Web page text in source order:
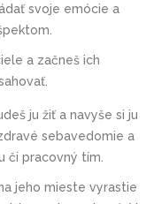
svoje emócie a
a začneš ich
ju žiť a navyše si ju
sebavedomie a
či pracovný tím.
jeho mieste vyrastie